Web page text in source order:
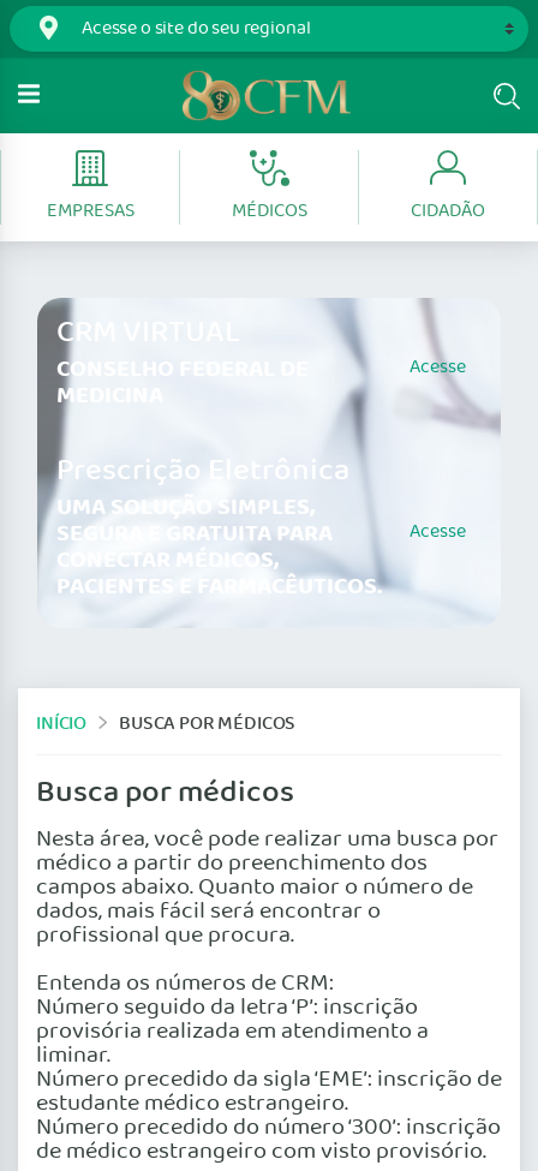
EMPRESAS MÉDICOS CIDADÃO
CRM VIRTUAL
CONSELHO FEDERAL DE
MEDICINA
Acesse
Prescrição Eletrônica
UMA SOLUÇÃO SIMPLES,
SEGURA E GRATUITA PARA
CONECTAR MÉDICOS,
PACIENTES E FARMACÊUTICOS.
Acesse
INÍCIO BUSCA POR MÉDICOS
Busca por médicos
Nesta área, você pode realizar uma busca por
médico a partir do preenchimento dos
campos abaixo. Quanto maior o número de
dados, mais fácil será encontrar o
profissional que procura.
Entenda os números de CRM:
Número seguido da letra ‘P’: inscrição
provisória realizada em atendimento a
liminar.
Número precedido da sigla ‘EME’: inscrição de
estudante médico estrangeiro.
Número precedido do número ‘300’: inscrição
de médico estrangeiro com visto provisório.